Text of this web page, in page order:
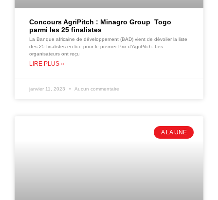
Concours AgriPitch : Minagro Group Togo
parmi les 25 finalistes
La Banque africaine de développement (BAD) vient de dévoiler la liste
des 25 finalistes en lice pour le premier Prix d’AgriPitch. Les
organisateurs ont reçu
LIRE PLUS »
janvier 11, 2023 Aucun commentaire
A LA UNE